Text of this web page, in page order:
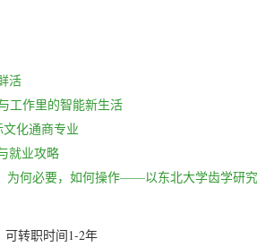
活
工作里的智能新生活
化通商专业
就业攻略
为何必要，如何操作——以东北大学齿学研
可转职时间1-2年